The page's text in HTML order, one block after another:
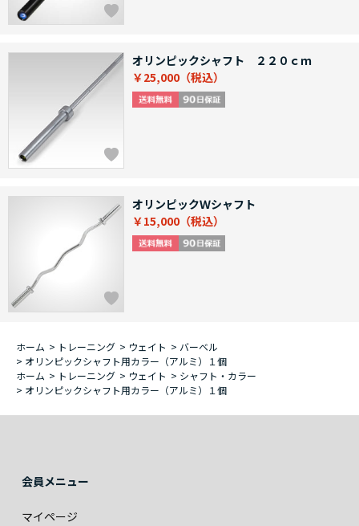
オリンピックシャフト ２２０ｃｍ
￥25,000
オリンピックＷシャフト
￥15,000
ホーム > トレーニング > ウェイト > バーベル
> オリンピックシャフト用カラー（アルミ）１個
ホーム > トレーニング > ウェイト > シャフト・カラー
> オリンピックシャフト用カラー（アルミ）１個
会員メニュー
マイページ